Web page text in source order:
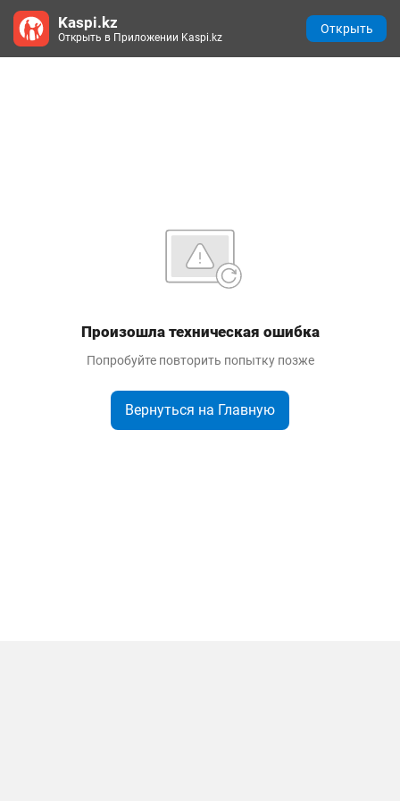
Произошла техническая ошибка
Попробуйте повторить попытку позже
Вернуться на Главную
Kaspi.kz
Открыть в Приложении Kaspi.kz
Открыть